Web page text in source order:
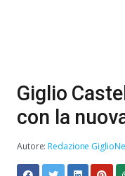
Giglio
con la
Autore:Redazione